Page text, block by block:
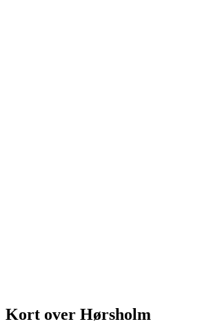
Kort over Hørsholm